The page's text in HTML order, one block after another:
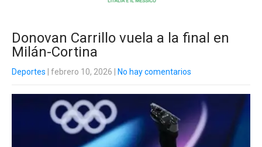
Donovan Carrillo vuela a la final en
Milán-Cortina
Deportes | febrero 10, 2026 No hay comentarios